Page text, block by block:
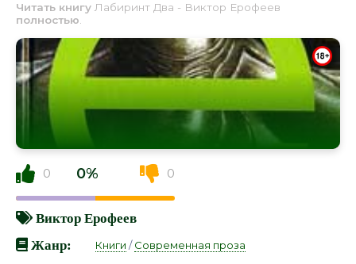
Читать книгу Лабиринт Два - Виктор Ерофеев
полностью
0 0% 0
Виктор Ерофеев
Жанр:
Книги /Современная проза